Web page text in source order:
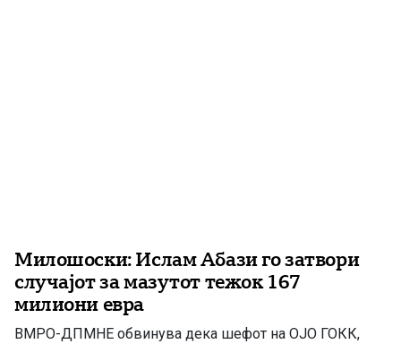
Милошоски: Ислам Абази го затвори
случајот за мазутот тежок 167
милиони евра
ВМРО-ДПМНЕ обвинува дека шефот на ОЈО ГОКК,